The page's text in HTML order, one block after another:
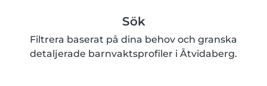
Sök
Filtrera baserat på dina behov och granska
detaljerade barnvaktsprofiler i Åtvidaberg.